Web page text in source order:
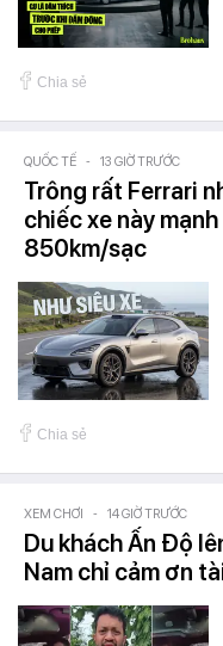
Chia sẻ
QUỐC TẾ - 13 GIỜ TRƯỚC
Trông rất Ferrari
chiếc xe này
850km/sạc
Chia sẻ
XEM CHƠI - 14 GIỜ TRƯỚC
Du khách Ấn Độ
Nam chỉ cảm ơn